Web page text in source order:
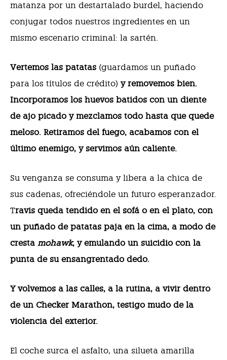
matanza por un destartalado burdel, haciendo
conjugar todos nuestros ingredientes en un
mismo escenario criminal: la sartén.
Vertemos las patatas (guardamos un puñado
para los títulos de crédito) y removemos bien.
Incorporamos los huevos batidos con un diente
de ajo picado y mezclamos todo hasta que quede
meloso. Retiramos del fuego, acabamos con el
último enemigo, y servimos aún caliente.
Su venganza se consuma y libera a la chica de
sus cadenas, ofreciéndole un futuro esperanzador.
Travis queda tendido en el sofá o en el plato, con
un puñado de patatas paja en la cima, a modo de
cresta mohawk, y emulando un suicidio con la
punta de su ensangrentado dedo.
Y volvemos a las calles, a la rutina, a vivir dentro
de un Checker Marathon, testigo mudo de la
violencia del exterior.
El coche surca el asfalto, una silueta amarilla